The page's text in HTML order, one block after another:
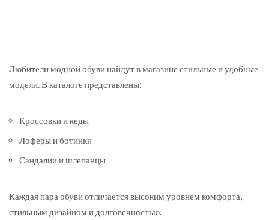
Любители модной обуви найдут в магазине стильные и удобные
модели. В каталоге представлены:
Кроссовки и кеды
Лоферы и ботинки
Сандалии и шлепанцы
Каждая пара обуви отличается высоким уровнем комфорта,
стильным дизайном и долговечностью.